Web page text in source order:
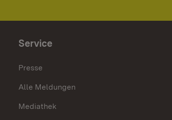
Service
Presse
Alle Meldungen
Mediathek